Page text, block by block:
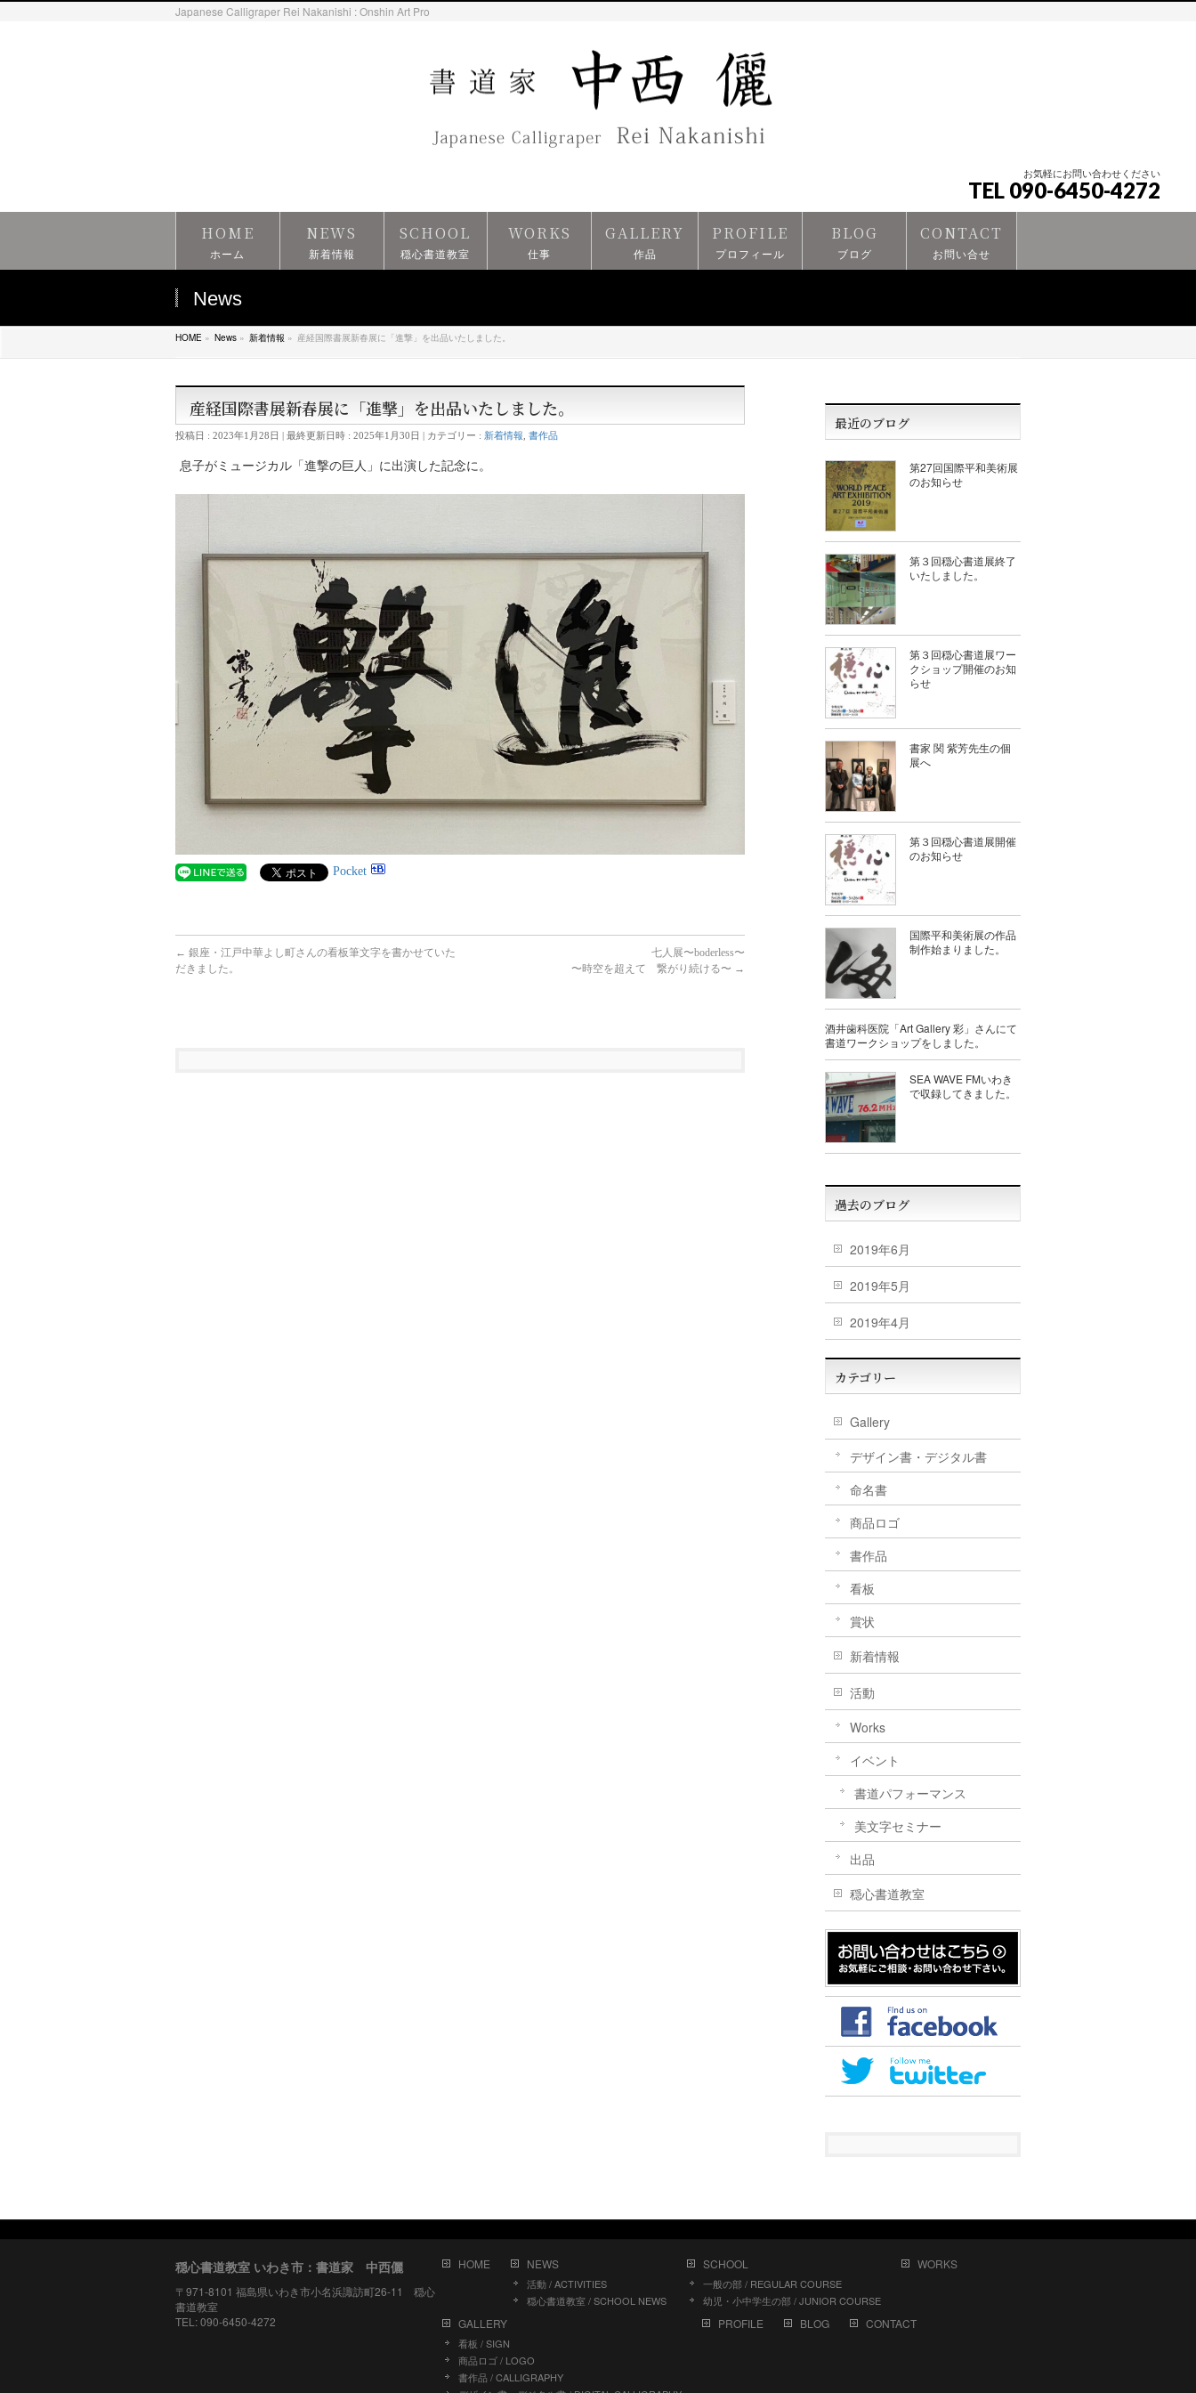
Japanese Calligraper Rei Nakanishi : Onshin Art Pro
お気軽にお問い合わせください
TEL 090-6450-4272
HOME
ホーム
NEWS
新着情報
SCHOOL
穏心書道教室
WORKS
仕事
GALLERY
作品
PROFILE
プロフィール
BLOG
ブログ
CONTACT
お問い合せ
News
HOME » News » 新着情報 » 産経国際書展新春展に「進撃」を出品いたしました。
産経国際書展新春展に「進撃」を出品いたしました。
投稿日 : 2023年1月28日 最終更新日時 : 2025年1月30日 カテゴリー : 新着情報 書作品
息子がミュージカル「進撃の巨人」に出演した記念に。
Pocket
← 銀座・江戸中華よし町さんの看板筆文字を書かせていた
だきました。
七人展〜boderless〜
〜時空を超えて 繋がり続ける〜 →
最近のブログ
第27回国際平和美術展
のお知らせ
第３回穏心書道展終了
いたしました。
第３回穏心書道展ワー
クショップ開催のお知
らせ
書家 関 紫芳先生の個
展へ
第３回穏心書道展開催
のお知らせ
国際平和美術展の作品
制作始まりました。
酒井歯科医院「Art Gallery 彩」さんにて
書道ワークショップをしました。
SEA WAVE FMいわき
で収録してきました。
過去のブログ
2019年6月
2019年5月
2019年4月
カテゴリー
Gallery
デザイン書・デジタル書
命名書
商品ロゴ
書作品
看板
賞状
新着情報
活動
Works
イベント
書道パフォーマンス
美文字セミナー
出品
穏心書道教室
穏心書道教室 いわき市：書道家 中西儷
〒971-8101 福島県いわき市小名浜諏訪町26-11 穏心
書道教室
TEL: 090-6450-4272
HOME NEWS
活動 / ACTIVITIES
穏心書道教室 / SCHOOL NEWS
SCHOOL
一般の部 / REGULAR COURSE
幼児・小中学生の部 / JUNIOR COURSE
WORKS
GALLERY
看板 / SIGN
商品ロゴ / LOGO
書作品 / CALLIGRAPHY
PROFILE BLOG CONTACT